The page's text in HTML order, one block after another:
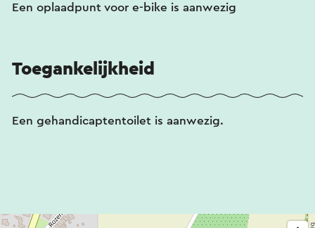
Een oplaadpunt voor e-bike is aanwezig
Toegankelijkheid
Een gehandicaptentoilet is aanwezig.